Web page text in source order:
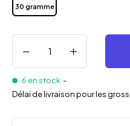
30 gramme
6 en stock -
Délai de livraison pour les